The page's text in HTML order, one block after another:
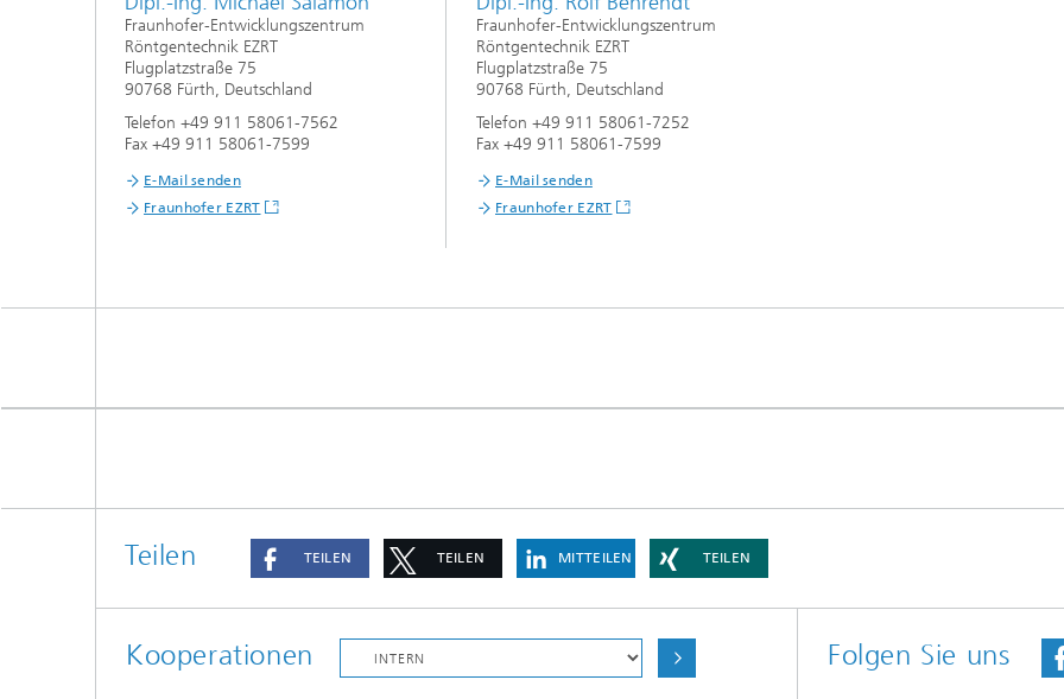
Fraunhofer-Entwicklungszentrum
Röntgentechnik EZRT
Flugplatzstraße 75
90768 Fürth, Deutschland
Telefon +49 911 58061-7562
Fax +49 911 58061-7599
E-Mail senden
Fraunhofer EZRT
Fraunhofer-Entwicklungszentrum
Röntgentechnik EZRT
Flugplatzstraße 75
90768 Fürth, Deutschland
Telefon +49 911 58061-7252
Fax +49 911 58061-7599
E-Mail senden
Fraunhofer EZRT
Teilen TEILEN TEILEN MITTEILEN TEILEN
Kooperationen Folgen Sie uns